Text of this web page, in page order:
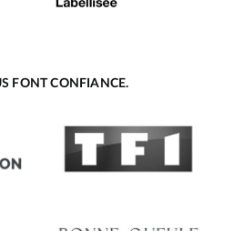
FONT CONFIANCE.